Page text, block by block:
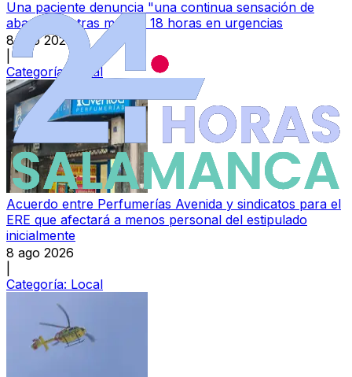
Una paciente denuncia "una continua sensación de
abandono" tras más de 18 horas en urgencias
8 ago 2026
Categoría:
Local
Acuerdo entre Perfumerías Avenida y sindicatos para el
ERE que afectará a menos personal del estipulado
inicialmente
8 ago 2026
Categoría: Local